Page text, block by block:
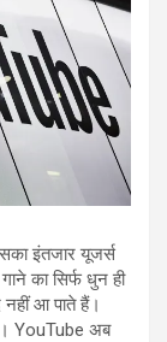
इंतजार यूजर्स
का सिर्फ धुन ही
नहीं आ पाते हैं।
YouTube अब